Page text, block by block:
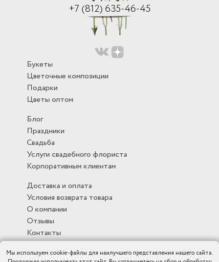
+7 (812) 635-46-45
Букеты
Цветочные композиции
Подарки
Цветы оптом
Блог
Праздники
Свадьба
Услуги свадебного флориста
Корпоративным клиентам
Доставка и оплата
Условия возврата товара
О компании
Отзывы
Контакты
Мы используем cookie-файлы для наилучшего представления нашего сайта.